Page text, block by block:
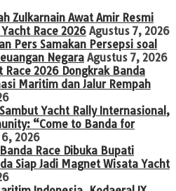
Zulkarnain Awat Amir Resmi
Race 2026 Agustus 7, 2026
Pers Samakan Persepsi soal
Negara Agustus 7, 2026
Race 2026 Dongkrak Banda
Maritim dan Jalur Rempah
Yacht Rally Internasional,
“Come to Banda for
2026
Race Dibuka Bupati
Siap Jadi Magnet Wisata Yacht